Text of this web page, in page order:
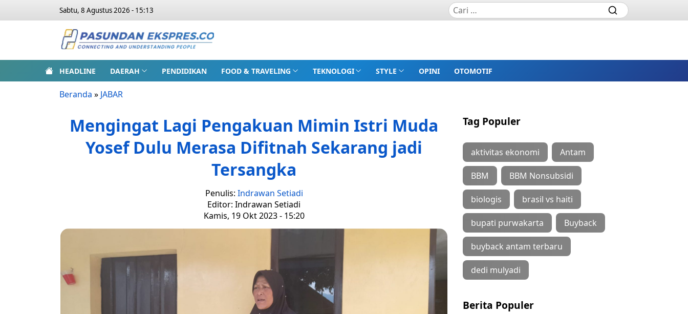
Sabtu, 8 Agustus 2026 - 15:13
HEADLINE DAERAH PENDIDIKAN FOOD & TRAVELING TEKNOLOGI STYLE OPINI OTOMOTIF
Beranda » JABAR
Mengingat Lagi Pengakuan Mimin Istri Muda
Yosef Dulu Merasa Difitnah Sekarang jadi
Tersangka
Penulis: Indrawan Setiadi
Editor: Indrawan Setiadi
Kamis, 19 Okt 2023 - 15:20
Tag Populer
aktivitas ekonomi Antam
BBM BBM Nonsubsidi
biologis brasil vs haiti
bupati purwakarta Buyback
buyback antam terbaru
dedi mulyadi
Berita Populer